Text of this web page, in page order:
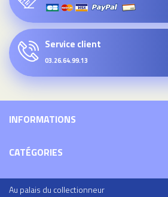
Service client
03.26.64.99.13
INFORMATIONS
CATÉGORIES
Au palais du collectionneur